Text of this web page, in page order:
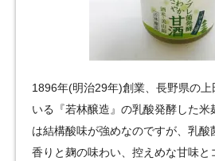
1896年(明治29年)創業、長野県の
いる『若林醸造』の乳酸発酵した
は結構酸味が強めなのですが、乳酸
香りと麹の味わい、控えめな甘味と